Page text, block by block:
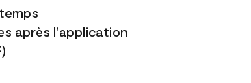
après l'application